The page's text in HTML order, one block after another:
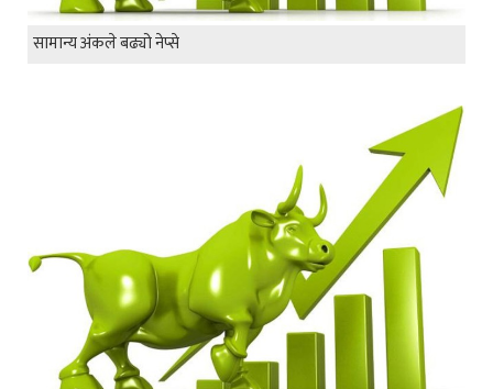
सामान्य अंकले बढ्यो नेप्से